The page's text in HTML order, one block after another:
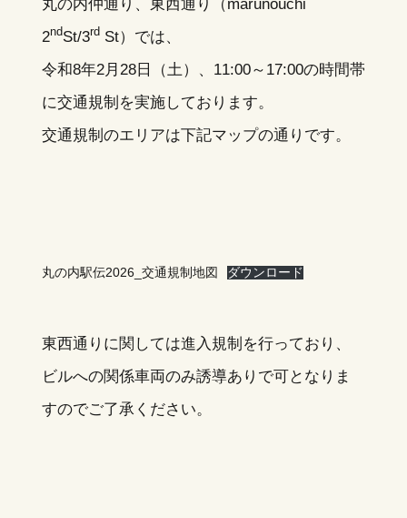
2ndSt/3rdSt）では、
令和8年2月28日（土）、11:00～17:00の時間帯
に交通規制を実施しております。
交通規制のエリアは下記マップの通りです。
丸の内駅伝2026_交通規制地図 ダウンロード
東西通りに関しては進入規制を行っており、
ビルへの関係車両のみ誘導ありで可となりま
すのでご了承ください。